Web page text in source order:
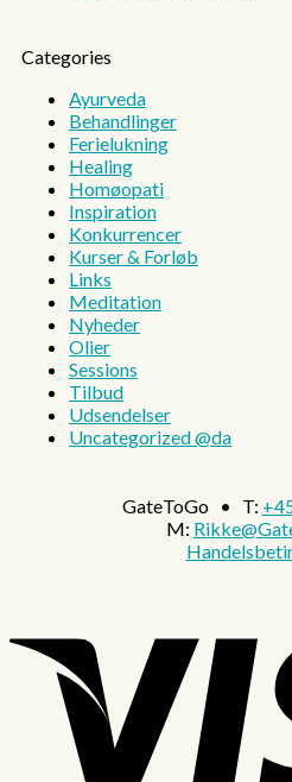
Categories
Ayurveda
Behandlinger
Ferielukning
Healing
Homøopati
Inspiration
Konkurrencer
Kurser & Forløb
Links
Meditation
Nyheder
Olier
Sessions
Tilbud
Udsendelser
Uncategorized @da
GateToGo • T:
M: